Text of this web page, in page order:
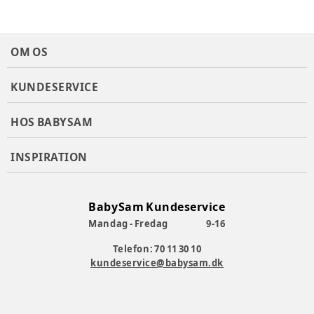
Materiale
Varenummer:376069
OM OS
KUNDESERVICE
HOS BABYSAM
INSPIRATION
BabySam Kundeservice
Mandag - Fredag
9-16
Telefon: 70 11 30 10
kundeservice@babysam.dk